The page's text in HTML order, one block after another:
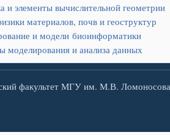
и элементы вычислительной геометрии
материалов, почв и геоструктур
и модели биоинформатики
моделирования и анализа данных
факультет МГУ им. М.В. Ломоносова